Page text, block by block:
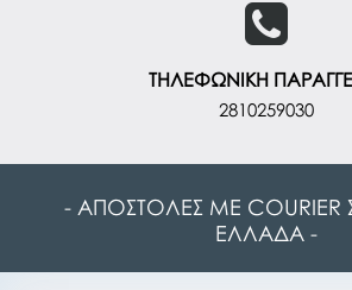
ΤΗΛΕΦΩΝΙΚΗ
2810259030
- ΑΠΟΣΤΟΛΕΣ ΜΕ COURIER
ΕΛΛΑΔΑ -